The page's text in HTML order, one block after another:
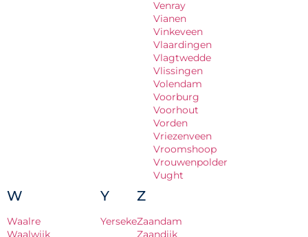
Venray
Vianen
Vinkeveen
Vlaardingen
Vlagtwedde
Vlissingen
Volendam
Voorburg
Voorhout
Vorden
Vriezenveen
Vroomshoop
Vrouwenpolder
Vught
W
Waalre
Waalwijk
Y
Yerseke
Z
Zaandam
Zaandijk